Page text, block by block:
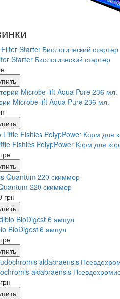
Starter Биологический стартер
Microbe-lift Aqua Pure 236 мл.
Fishies PolypPower Корм для
220 скиммер
грн
BioDigest 6 ампул
aldabraensis Псевдохромис